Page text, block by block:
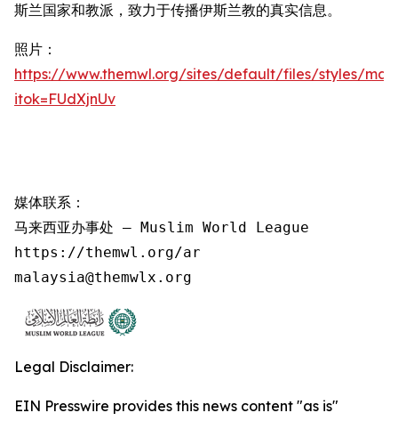
斯兰国家和教派，致力于传播伊斯兰教的真实信息。
照片：
https://www.themwl.org/sites/default/files/styles/
itok=FUdXjnUv
媒体联系：
马来西亚办事处 – Muslim World League
https://themwl.org/ar
malaysia@themwlx.org
Legal Disclaimer:
EIN Presswire provides this news content "as is"